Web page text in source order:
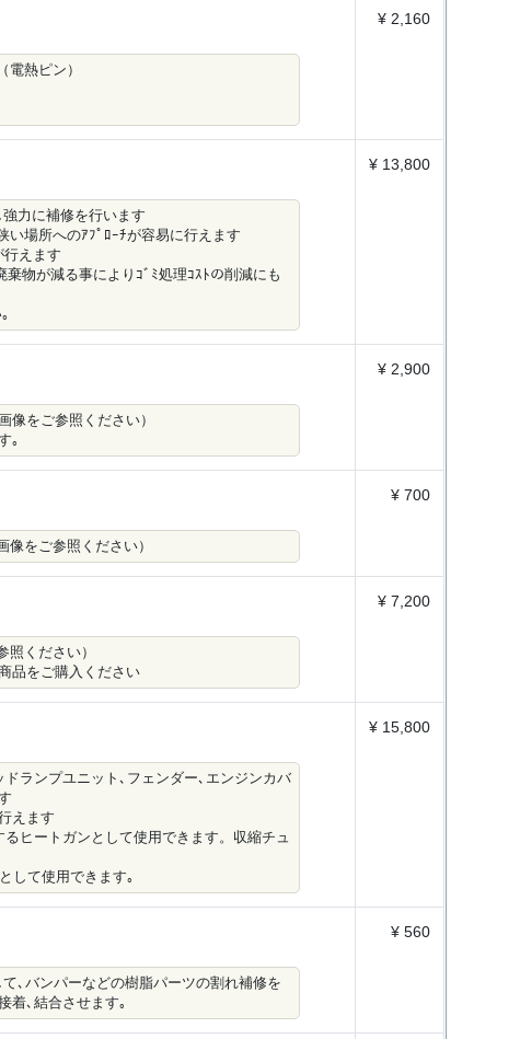
熱ピン）
¥ 2,160
力に補修を行います
い場所へのｱﾌﾟﾛｰﾁが容易に行えます
行えます
物が減る事によりｺﾞﾐ処理ｺｽﾄの削減にも
¥ 13,800
像をご参照ください）
｡
¥ 2,900
をご参照ください）
¥ 700
ください）
品をご購入ください
¥ 7,200
ランプユニット､フェンダー､エンジンカバ
えます
ヒートガンとして使用できます。収縮チュ
して使用できます｡
¥ 15,800
､バンパーなどの樹脂パーツの割れ補修を
着､結合させます｡
¥ 560